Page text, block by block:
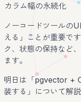
カラム幅の永続化
ノーコードツールの
える」ことが重要で
ク、状態の保持など
ます。
明日は「pgvector +
装する」について解説